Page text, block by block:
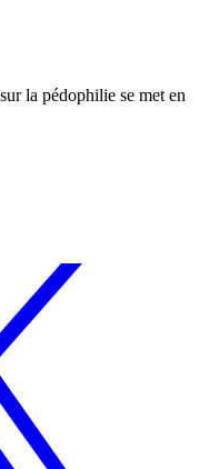
la pédophilie se met en